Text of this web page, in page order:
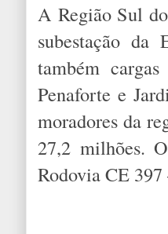
A Região Sul
subestação da
também
Penaforte e
moradores da
27,2 milhões.
Rodovia CE